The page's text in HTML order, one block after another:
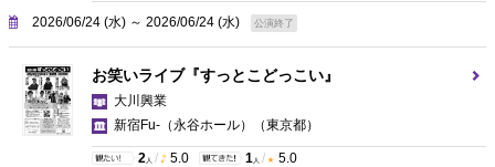
2026/06/24 (水) ～ 2026/06/24 (水) 公演終了
お笑いライブ『すっとこどっこい』
大川興業
新宿Fu-（永谷ホール）
（東京都）
2 人 / 5.0 1 人 / 5.0